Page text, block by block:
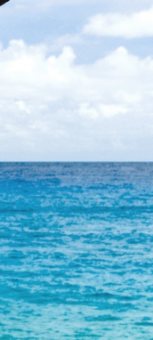
世界地球清潔日 墾管處辦理「2026年墾丁國家公園沙灘淨灘活動
115年09月